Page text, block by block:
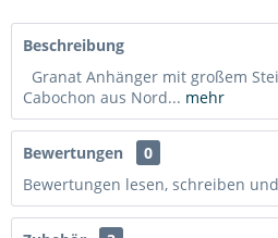
Beschreibung
Granat Anhänger mit großem
Cabochon aus Nord... mehr
Bewertungen
0
Bewertungen lesen, schreiben